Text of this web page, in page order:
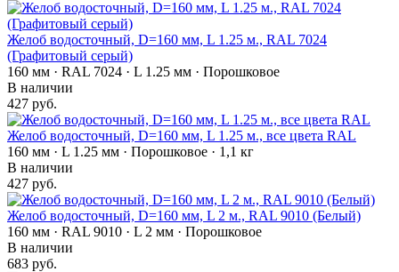
Желоб водосточный, D=160 мм, L 1.25 м., RAL 7024
(Графитовый серый)
160 мм · RAL 7024 · L 1.25 мм · Порошковое
В наличии
427 руб.
Желоб водосточный, D=160 мм, L 1.25 м., все цвета RAL
160 мм · L 1.25 мм · Порошковое · 1,1 кг
В наличии
427 руб.
Желоб водосточный, D=160 мм, L 2 м., RAL 9010 (Белый)
160 мм · RAL 9010 · L 2 мм · Порошковое
В наличии
683 руб.